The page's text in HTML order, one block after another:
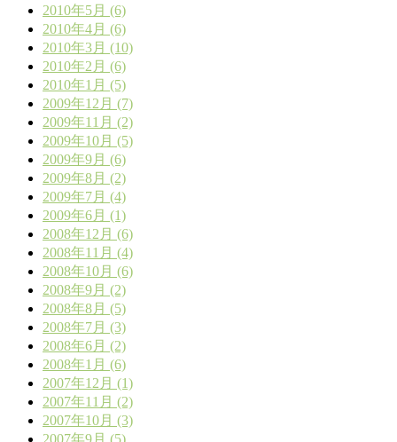
2010年5月 (6)
2010年4月 (6)
2010年3月 (10)
2010年2月 (6)
2010年1月 (5)
2009年12月 (7)
2009年11月 (2)
2009年10月 (5)
2009年9月 (6)
2009年8月 (2)
2009年7月 (4)
2009年6月 (1)
2008年12月 (6)
2008年11月 (4)
2008年10月 (6)
2008年9月 (2)
2008年8月 (5)
2008年7月 (3)
2008年6月 (2)
2008年1月 (6)
2007年12月 (1)
2007年11月 (2)
2007年10月 (3)
2007年9月 (5)